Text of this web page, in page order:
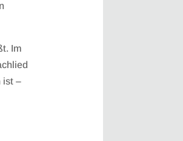
Im
ist –